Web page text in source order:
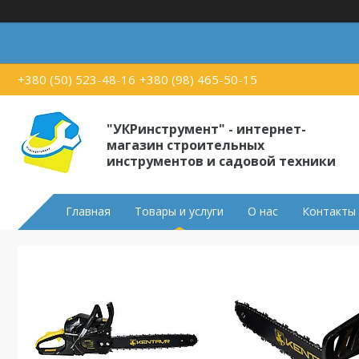
+380 (50) 523-48-16 +380 (98) 465-50-15
"УКРинструмент" - интернет-
магазин строительных
инструментов и садовой техники
Главная Товары и услуги О нас Контакты